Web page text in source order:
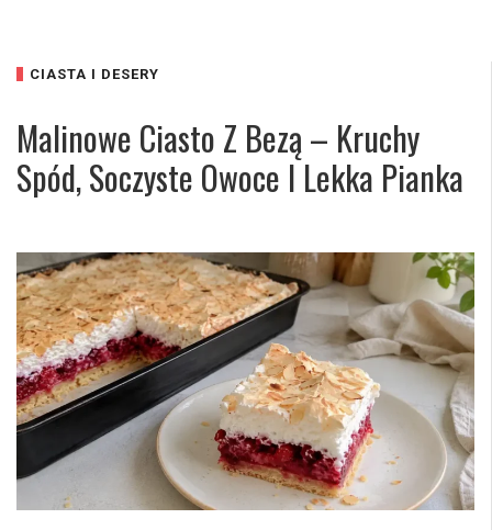
CIASTA I DESERY
Malinowe Ciasto Z Bezą – Kruchy
Spód, Soczyste Owoce I Lekka Pianka